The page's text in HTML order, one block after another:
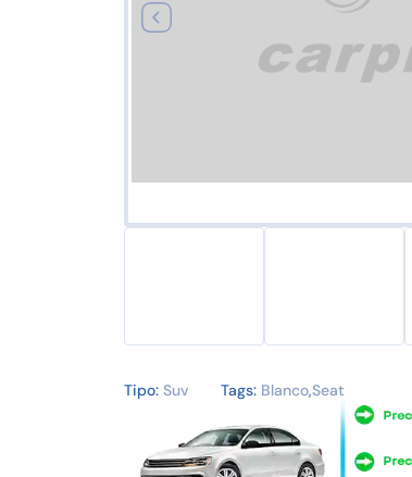
Tipo: Suv Tags: Blanco,Seat